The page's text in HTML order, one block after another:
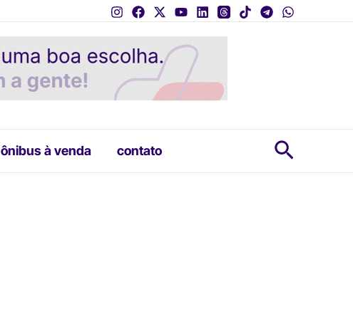
ônibus à venda contato